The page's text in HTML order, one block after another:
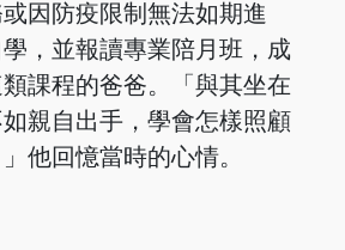
因防疫限制無法如期進
，並報讀專業陪月班，成
課程的爸爸。「與其坐在
親自出手，學會怎樣照顧
他回憶當時的心情。